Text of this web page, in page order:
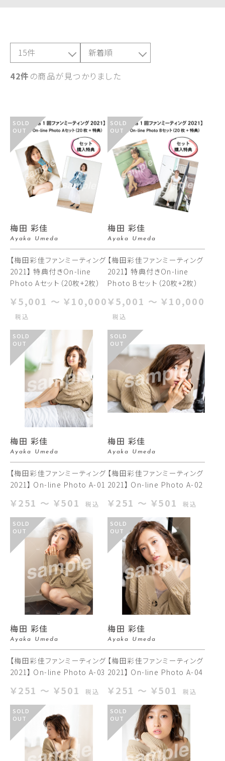
42件 の商品が見つかりました
SOLD
OUT
梅田 彩佳
Ayaka Umeda
【梅田彩佳ファンミーティング
2021】 特典付きOn-line
Photo Aセット（20枚+2枚）
￥5,001 ～ ￥10,000
税込
SOLD
OUT
梅田 彩佳
Ayaka Umeda
【梅田彩佳ファンミーティング
2021】 特典付きOn-line
Photo Bセット（20枚+2枚）
￥5,001 ～ ￥10,000
税込
SOLD
OUT
梅田 彩佳
Ayaka Umeda
【梅田彩佳ファンミーティング
2021】 On-line Photo A-01
￥251 ～ ￥501 税込
SOLD
OUT
梅田 彩佳
Ayaka Umeda
【梅田彩佳ファンミーティング
2021】 On-line Photo A-02
￥251 ～ ￥501 税込
SOLD
OUT
梅田 彩佳
Ayaka Umeda
【梅田彩佳ファンミーティング
2021】 On-line Photo A-03
￥251 ～ ￥501 税込
SOLD
OUT
梅田 彩佳
Ayaka Umeda
【梅田彩佳ファンミーティング
2021】 On-line Photo A-04
￥251 ～ ￥501 税込
SOLD
OUT
SOLD
OUT